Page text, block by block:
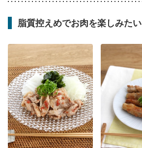
脂質控えめでお肉を楽しみたい